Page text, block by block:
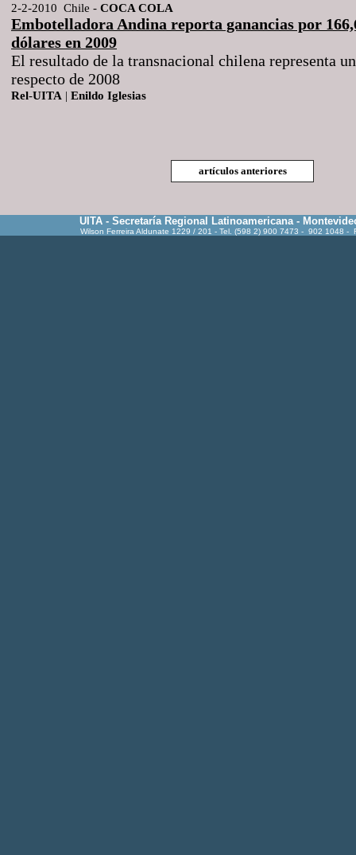
2-2-2010 Chile - COCA COLA
Embotelladora Andina reporta ganancias por
dólares en 2009
El resultado de la transnacional chilena representa
respecto de 2008
Rel-UITA | Enildo Iglesias
artículos anteriores
UITA - Secretaría Regional Latinoamericana -
Wilson Ferreira Aldunate 1229 / 201 - Tel. (598 2) 900 7473 - 902 1048 -